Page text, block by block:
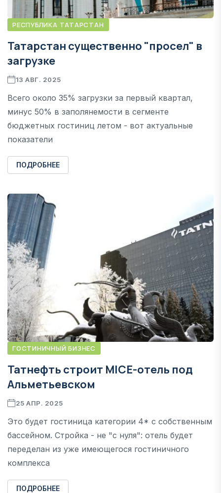
РЕСПУБЛИКА ТАТАРСТАН
Татарстан существенно "просел" в
загрузке
13 АВГ. 2025
Всего около 35% загрузки за первый квартал,
минус 50% в заполянемости в сегменте
бюджетных гостиниц летом - вот актуальные
показатели
ПОДРОБНЕЕ
ГОСТИНИЧНЫЙ БИЗНЕС
Татнефть строит MICE-отель под
Альметьевском
25 АПР. 2025
Это будет гостиница категории 4* с собственным
бассейном. Стройка - не "с нуля": отель будет
переделан из уже имеющегося гостиничного
комплекса
ПОДРОБНЕЕ